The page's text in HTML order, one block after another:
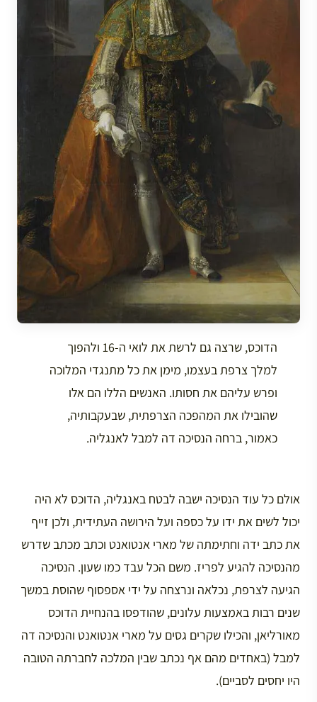
הדוכס, שרצה גם לרשת את לואי ה-16 ולהפוך
למלך צרפת בעצמו, מימן את כל מתנגדי המלוכה
ופרש עליהם את חסותו. האנשים הללו הם אלו
שהובילו את המהפכה הצרפתית, שבעקבותיה,
כאמור, ברחה הנסיכה דה למבל לאנגליה.
אולם כל עוד הנסיכה ישבה לבטח באנגליה, הדוכס לא היה
יכול לשים את ידו על כספה ועל הירושה העתידית, ולכן זייף
את כתב ידה וחתימתה של מארי אנטואנט וכתב מכתב שדרש
מהנסיכה להגיע לפריז. משם הכל עבד כמו שעון. הנסיכה
הגיעה לצרפת, נכלאה ונרצחה על ידי אספסוף שהוסת במשך
שנים רבות באמצעות עלונים, שהודפסו בהנחיית הדוכס
מאורליאן, והכילו שקרים גסים על מארי אנטואנט והנסיכה דה
למבל (באחדים מהם אף נכתב שבין המלכה לחברתה הטובה
היו יחסים לסביים).